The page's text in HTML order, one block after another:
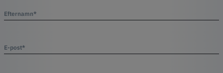
Efternamn*
E-post*